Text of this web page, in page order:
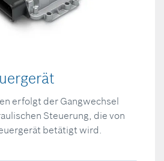
erfolgt der Gangwechsel
Steuerung, die von
betätigt wird.